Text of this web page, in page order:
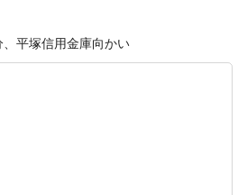
平塚信用金庫向かい